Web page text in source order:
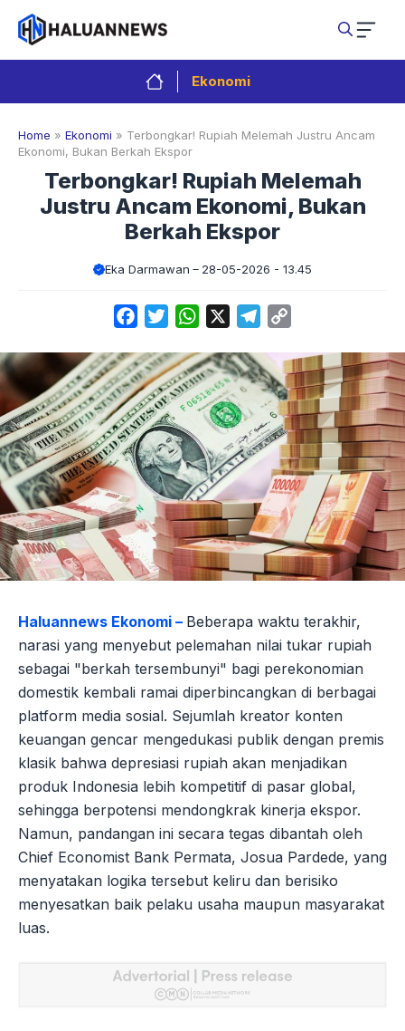
Langsung
isi
Ekonomi
Home » Ekonomi » Terbongkar! Rupiah Melemah Justru Ancam
Ekonomi, Bukan Berkah Ekspor
Terbongkar! Rupiah Melemah
Justru Ancam Ekonomi, Bukan
Berkah Ekspor
Eka Darmawan 28-05-2026 - 13.45
FacebookTwitterWhatsApp Telegram
Haluannews Ekonomi – Beberapa waktu terakhir,
narasi yang menyebut pelemahan nilai tukar rupiah
sebagai "berkah tersembunyi" bagi perekonomian
domestik kembali ramai diperbincangkan di berbagai
platform media sosial. Sejumlah kreator konten
keuangan gencar mengedukasi publik dengan premis
klasik bahwa depresiasi rupiah akan menjadikan
produk Indonesia lebih kompetitif di pasar global,
sehingga berpotensi mendongkrak kinerja ekspor.
Namun, pandangan ini secara tegas dibantah oleh
Chief Economist Bank Permata, Josua Pardede, yang
menyatakan logika tersebut keliru dan berisiko
menyesatkan baik pelaku usaha maupun masyarakat
luas.